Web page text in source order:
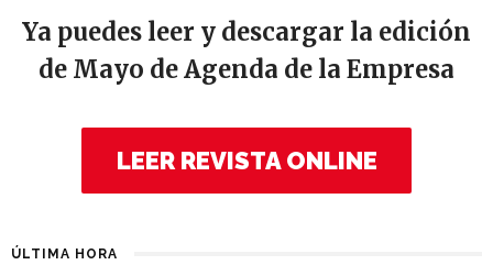
Ya puedes leer y descargar la edición
de Mayo de Agenda de la Empresa
LEER REVISTA ONLINE
ÚLTIMA HORA